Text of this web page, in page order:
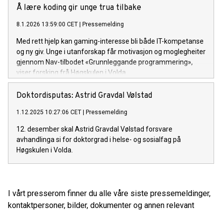
Å lære koding gir unge trua tilbake
8.1.2026 13:59:00 CET Pressemelding
Med rett hjelp kan gaming-interesse bli både IT-kompetanse
og ny giv. Unge i utanforskap får motivasjon og moglegheiter
gjennom Nav-tilbodet «Grunnleggande programmering»,
viser forsking frå Høgskulen i Volda.
Doktordisputas: Astrid Gravdal Vølstad
1.12.2025 10:27:06 CET Pressemelding
12. desember skal Astrid Gravdal Vølstad forsvare
avhandlinga si for doktorgrad i helse- og sosialfag på
Høgskulen i Volda.
I vårt presserom finner du alle våre siste pressemeldinger,
kontaktpersoner, bilder, dokumenter og annen relevant